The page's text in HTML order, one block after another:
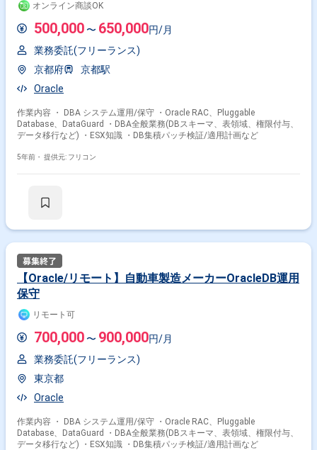
オンライン商談OK
500,000 〜 650,000円/月
業務委託(フリーランス)
京都府
京都駅
Oracle
作業内容 ・ DBA システム運用/保守 ・Oracle RAC、Pluggable
Database、DataGuard ・DBA全般業務(DBスキーマ、表領域、権限付与、
データ移行など) ・ESX知識 ・DB集積パッチ検証/適用計画など
5年前・ 提供元: フリコン
【Oracle/リモート】自動車製造メーカーOracleDB運用
保守
リモート可
700,000 〜 900,000円/月
業務委託(フリーランス)
東京都
Oracle
作業内容 ・ DBA システム運用/保守 ・Oracle RAC、Pluggable
Database、DataGuard ・DBA全般業務(DBスキーマ、表領域、権限付与、
データ移行など) ・ESX知識 ・DB集積パッチ検証/適用計画など